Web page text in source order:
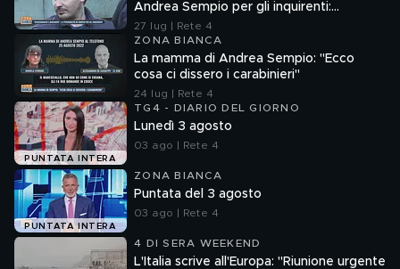
Andrea Sempio per gli inquirenti:
"Ossessionato e bugiardo"
27 lug | Rete 4
ZONA BIANCA
La mamma di Andrea Sempio: "Ecco
cosa ci dissero i carabinieri"
24 lug | Rete 4
PUNTATA INTERA
TG4 - DIARIO DEL GIORNO
Lunedì 3 agosto
03 ago | Rete 4
PUNTATA INTERA
ZONA BIANCA
Puntata del 3 agosto
03 ago | Rete 4
4 DI SERA WEEKEND
L'Italia scrive all'Europa: "Riunione urgente